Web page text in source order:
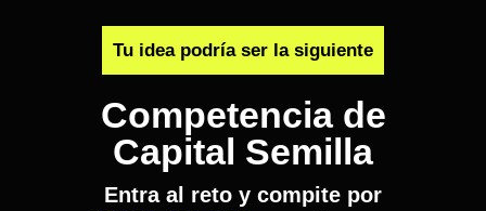
Tu idea podría ser la siguiente
Competencia de
Capital Semilla
Entra al reto y compite por